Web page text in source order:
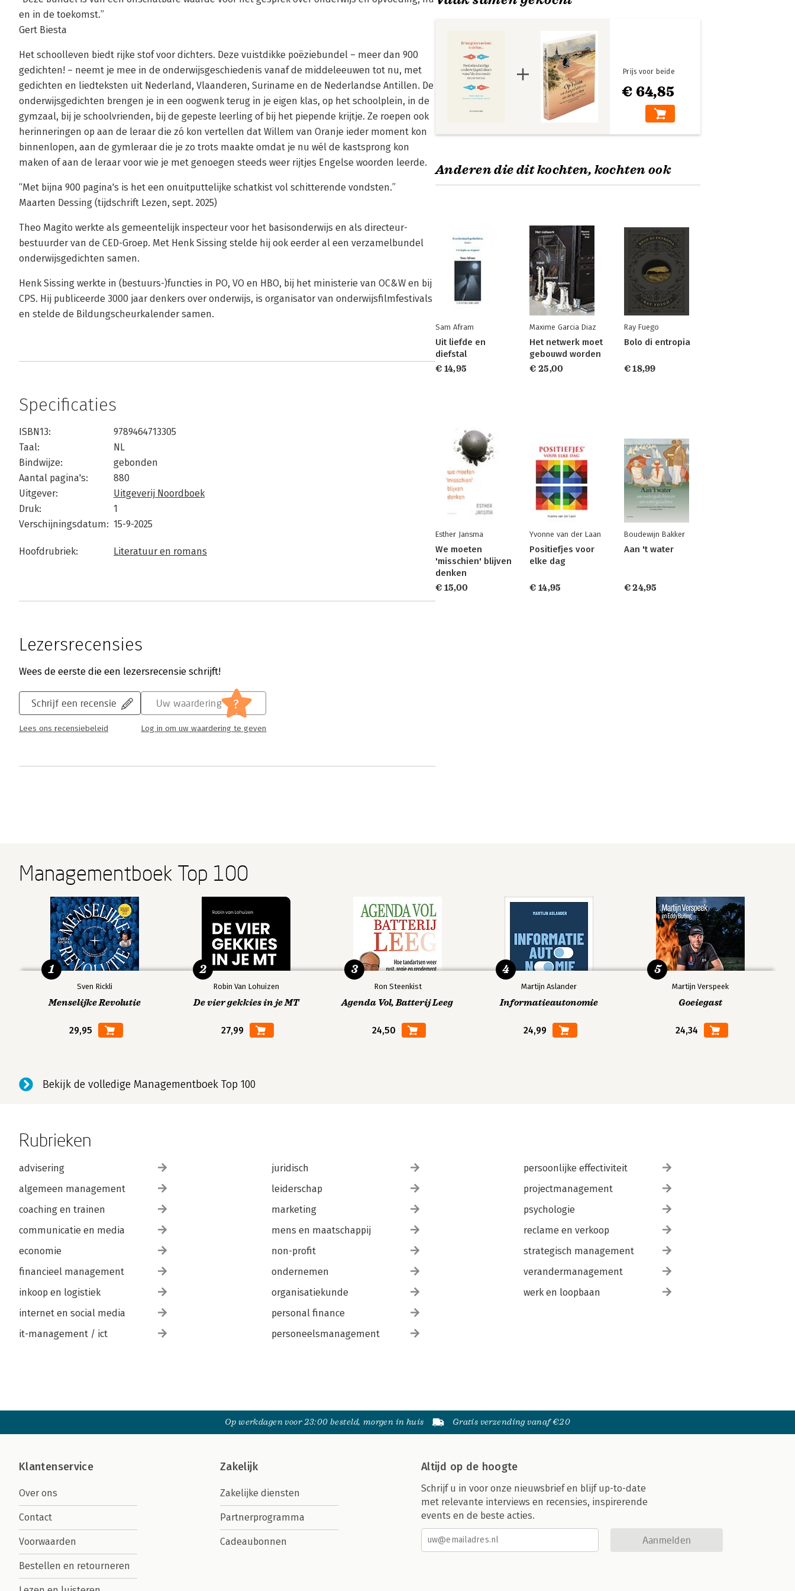
en in de toekomst.”
Gert Biesta
Het schoolleven biedt rijke stof voor dichters. Deze vuistdikke poëziebundel – meer dan 900
gedichten! – neemt je mee in de onderwijsgeschiedenis vanaf de middeleeuwen tot nu, met
gedichten en liedteksten uit Nederland, Vlaanderen, Suriname en de Nederlandse Antillen. De
onderwijsgedichten brengen je in een oogwenk terug in je eigen klas, op het schoolplein, in de
gymzaal, bij je schoolvrienden, bij de gepeste leerling of bij het piepende krijtje. Ze roepen ook
herinneringen op aan de leraar die zó kon vertellen dat Willem van Oranje ieder moment kon
binnenlopen, aan de gymleraar die je zo trots maakte omdat je nu wél de kastsprong kon
maken of aan de leraar voor wie je met genoegen steeds weer rijtjes Engelse woorden leerde.
“Met bijna 900 pagina's is het een onuitputtelijke schatkist vol schitterende vondsten.”
Maarten Dessing (tijdschrift Lezen, sept. 2025)
Theo Magito werkte als gemeentelijk inspecteur voor het basisonderwijs en als directeur-
bestuurder van de CED-Groep. Met Henk Sissing stelde hij ook eerder al een verzamelbundel
onderwijsgedichten samen.
Henk Sissing werkte in (bestuurs-)functies in PO, VO en HBO, bij het ministerie van OC&W en bij
CPS. Hij publiceerde 3000 jaar denkers over onderwijs, is organisator van onderwijsfilmfestivals
en stelde de Bildungscheurkalender samen.
Specificaties
ISBN13:
9789464713305
Taal:
NL
Bindwijze:
gebonden
Aantal pagina's:
880
Uitgever:
Uitgeverij Noordboek
Druk:
1
Verschijningsdatum: 15-9-2025
Hoofdrubriek: Literatuur en romans
Lezersrecensies
Wees de eerste die een lezersrecensie schrijft!
Schrijf een recensie
Lees ons recensiebeleid
Uw waardering ?
Log in om uw waardering te geven
€ 64,85
Prijs voor beide
Anderen die dit kochten, kochten ook
Sam Afram
Uit liefde en
diefstal
€ 14,95
Maxime Garcia Diaz
Het netwerk moet
gebouwd worden
€ 25,00
Ray Fuego
Bolo di entropia
€ 18,99
Esther Jansma
We moeten
'misschien' blijven
denken
€ 15,00
Yvonne van der Laan
Positiefjes voor
elke dag
€ 14,95
Boudewijn Bakker
Aan 't water
€ 24,95
Managementboek Top 100
Sven Rickli
Menselijke Revolutie
29,95
1
Robin Van Lohuizen
De vier gekkies in je MT
27,99
2
Ron Steenkist
Agenda Vol, Batterij Leeg
24,50
3
Martijn Aslander
Informatieautonomie
24,99
4
Martijn Verspeek
Goeiegast
24,34
5
Bekijk de volledige Managementboek Top 100
Rubrieken
advisering
algemeen management
coaching en trainen
communicatie en media
economie
financieel management
inkoop en logistiek
internet en social media
it-management / ict
juridisch
leiderschap
marketing
mens en maatschappij
non-profit
ondernemen
organisatiekunde
personal finance
personeelsmanagement
persoonlijke effectiviteit
projectmanagement
psychologie
reclame en verkoop
strategisch management
verandermanagement
werk en loopbaan
Op werkdagen voor 23:00 besteld, morgen in huis Gratis verzending vanaf €20
Klantenservice
Over ons
Contact
Voorwaarden
Bestellen en retourneren
Zakelijk
Zakelijke diensten
Partnerprogramma
Cadeaubonnen
Altijd op de hoogte
Schrijf u in voor onze nieuwsbrief en blijf up-to-date
met relevante interviews en recensies, inspirerende
events en de beste acties.
Aanmelden